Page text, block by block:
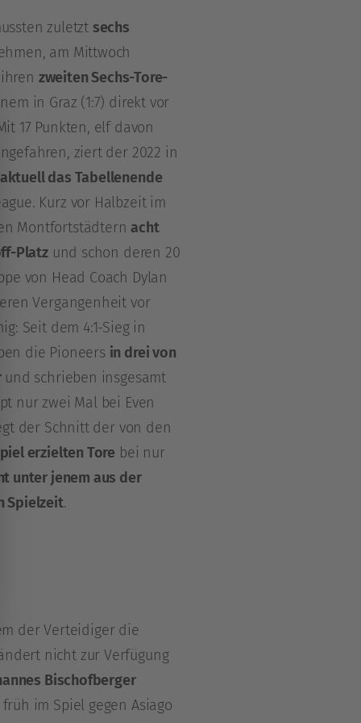
zuletzt sechs
am Mittwoch
zweiten Sechs-Tore-
in Graz (1:7) direkt vor
17 Punkten, elf davon
ziert der 2022 in
aktuell das Tabellenende
Kurz vor Halbzeit im
Montfortstädternacht
Platzund schon deren 20
von Head Coach Dylan
Vergangenheit vor
Seit dem 4:1-Sieg in
die Pioneers in drei von
und schrieben insgesamt
nur zwei Mal bei Even
der Schnitt der von den
erzielten Tore bei nur
unter jenem aus der
Spielzeit.
der Verteidiger die
nicht zur Verfügung
Bischofberger
im Spiel gegen Asiago